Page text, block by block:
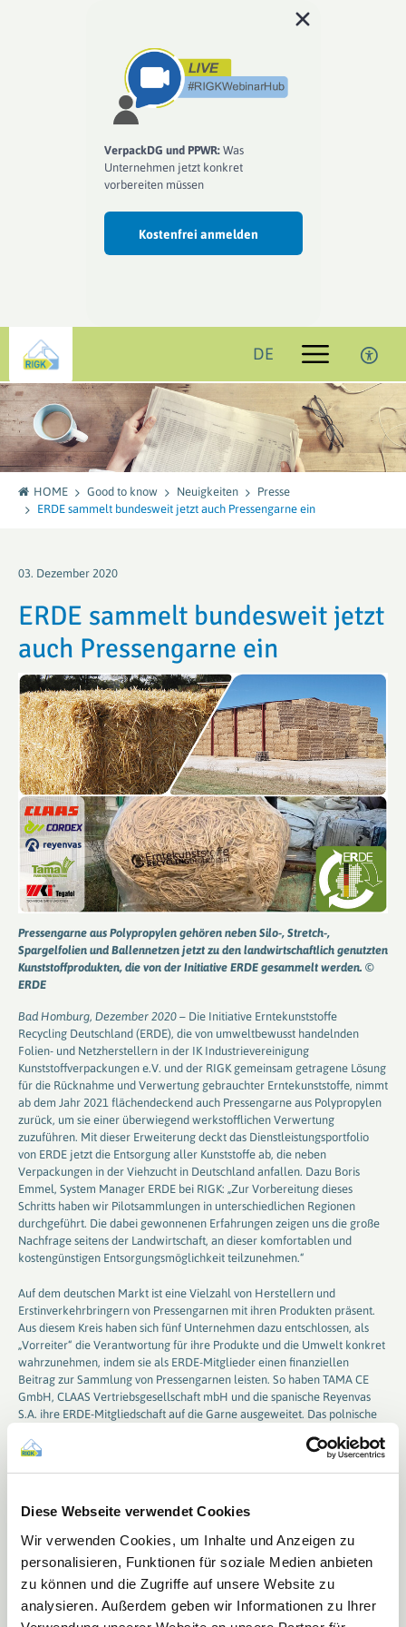
Diese Webseite verwendet Cookies
Wir verwenden Cookies, um Inhalte und Anzeigen zu
personalisieren, Funktionen für soziale Medien anbieten
zu können und die Zugriffe auf unsere Website zu
analysieren. Außerdem geben wir Informationen zu Ihrer
VerpackDG und PPWR:Was
Unternehmen jetzt konkret
vorbereiten müssen
Kostenfrei anmelden
DE
HOME Good to know Neuigkeiten
Presse
ERDE sammelt bundesweit jetzt auch Pressengarne ein
03. Dezember 2020
ERDE sammelt bundesweit jetzt
auch Pressengarne ein
Pressengarne aus Polypropylen gehören neben Silo-, Stretch-,
Spargelfolien und Ballennetzen jetzt zu den landwirtschaftlich genutzten
Kunststoffprodukten, die von der Initiative ERDE gesammelt werden. ©
ERDE
Bad Homburg, Dezember 2020 – Die Initiative Erntekunststoffe
Recycling Deutschland (ERDE), die von umweltbewusst handelnden
Folien- und Netzherstellern in der IK Industrievereinigung
Kunststoffverpackungen e.V. und der RIGK gemeinsam getragene Lösung
für die Rücknahme und Verwertung gebrauchter Erntekunststoffe, nimmt
ab dem Jahr 2021 flächendeckend auch Pressengarne aus Polypropylen
zurück, um sie einer überwiegend werkstofflichen Verwertung
zuzuführen. Mit dieser Erweiterung deckt das Dienstleistungsportfolio
von ERDE jetzt die Entsorgung aller Kunststoffe ab, die neben
Verpackungen in der Viehzucht in Deutschland anfallen. Dazu Boris
Emmel, System Manager ERDE bei RIGK: „Zur Vorbereitung dieses
Schritts haben wir Pilotsammlungen in unterschiedlichen Regionen
durchgeführt. Die dabei gewonnenen Erfahrungen zeigen uns die große
Nachfrage seitens der Landwirtschaft, an dieser komfortablen und
kostengünstigen Entsorgungsmöglichkeit teilzunehmen.“
Auf dem deutschen Markt ist eine Vielzahl von Herstellern und
Erstinverkehrbringern von Pressengarnen mit ihren Produkten präsent.
Aus diesem Kreis haben sich fünf Unternehmen dazu entschlossen, als
„Vorreiter“ die Verantwortung für ihre Produkte und die Umwelt konkret
wahrzunehmen, indem sie als ERDE-Mitglieder einen finanziellen
Beitrag zur Sammlung von Pressengarnen leisten. So haben TAMA CE
GmbH, CLAAS Vertriebsgesellschaft mbH und die spanische Reyenvas
S.A. ihre ERDE-Mitgliedschaft auf die Garne ausgeweitet. Das polnische
Companhia Industrial Textil S.A. sind jüngst der ERDE-Initiative
Vertriebsgesellschaft mbH: „Als einer der führenden Landtechnik
Hersteller weltweit ist Claas immer einen Schritt voraus, so auch in
ERDE-Mitglied, nun auch für Pressengarne. Des Weiteren bezieht das
Unternehmen alle Erntekunststoffe für seine Eigenmarken zu 100% von
ERDE-Mitgliedern und sorgt mit diesem Engagement dafür, dass alle
gebrauchten Erntekunststoffe von Claas wieder in den Rohstoffkreislauf